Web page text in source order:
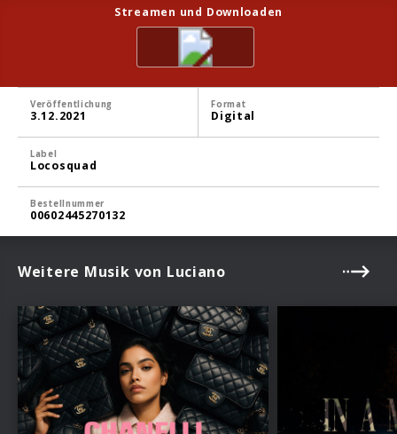
Streamen und Downloaden
Veröffentlichung
3.12.2021
Format
Digital
Label
Locosquad
Bestellnummer
00602445270132
Weitere Musik von Luciano